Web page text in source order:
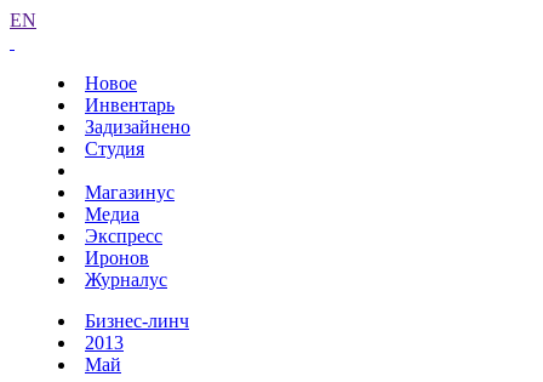
EN
Новое
Инвентарь
Задизайнено
Студия
Магазинус
Медиа
Экспресс
Иронов
Журналус
Бизнес-линч
2013
Май